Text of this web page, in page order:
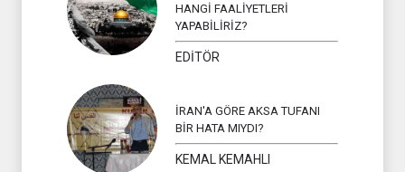
HANGİ FAALİYETLERİ
YAPABİLİRİZ?
EDİTÖR
İRAN'A GÖRE AKSA TUFANI
BİR HATA MIYDI?
KEMAL KEMAHLI